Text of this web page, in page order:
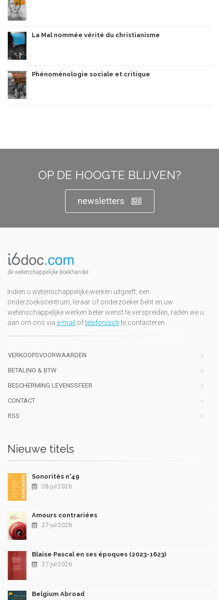
La Mal nommée vérité du christianisme
Phénoménologie sociale et critique
OP DE HOOGTE BLIJVEN?
newsletters
de wetenshappelijke boekhandel
Indien u wetenschappelijke werken uitgeeft, een
onderzoekscentrum, leraar of onderzoeker bent en uw
wetenschappelijke werken beter wenst te verspreiden, raden we u
aan om ons via e-mail oftelefonischte contacteren
VERKOOPSVOORWAARDEN
BETALING & BTW
BESCHERMING LEVENSSFEER
CONTACT
RSS
Nieuwe titels
Sonorités n°49
28-jul-2026
Amours contrariées
27-jul-2026
Blaise Pascal en ses époques (2023-1623)
27-jul-2026
Belgium Abroad